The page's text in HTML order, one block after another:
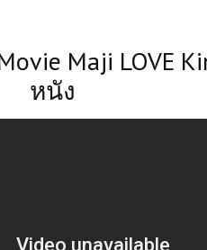
Maji LOVE
หนัง